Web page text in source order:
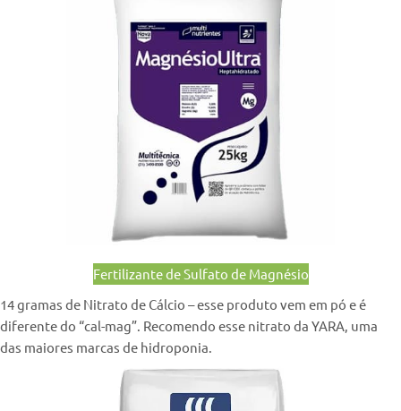
Fertilizante de Sulfato de Magnésio
14 gramas de Nitrato de Cálcio – esse produto vem em pó e é
diferente do “cal-mag”. Recomendo esse nitrato da YARA, uma
das maiores marcas de hidroponia.